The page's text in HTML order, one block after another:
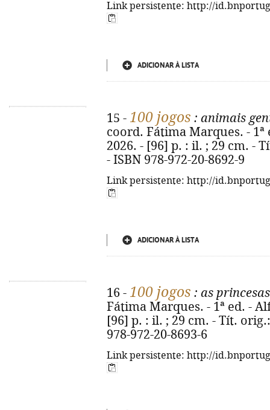
Link persistente: http://
ADICIONAR À LISTA
15 - 100 jogos : animais
coord. Fátima Marques. -
2026. - [96] p. : il. ; 29 cm. -
- ISBN 978-972-20-8692-9
Link persistente: http://
ADICIONAR À LISTA
16 - 100 jogos : as princesas
Fátima Marques. - 1ª ed. -
[96] p. : il. ; 29 cm. - Tít.
978-972-20-8693-6
Link persistente: http://